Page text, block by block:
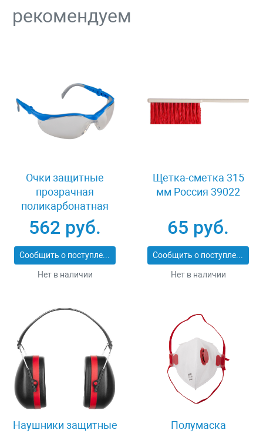
рекомендуем
Очки защитные
прозрачная
поликарбонатная
монолинза ЗУБР
ЭКСПЕРТ 110310
562 руб.
Сообщить о поступлении
Нет в наличии
Щетка-сметка 315
мм Россия 39022
65 руб.
Сообщить о поступлении
Нет в наличии
Наушники защитные Полумаска